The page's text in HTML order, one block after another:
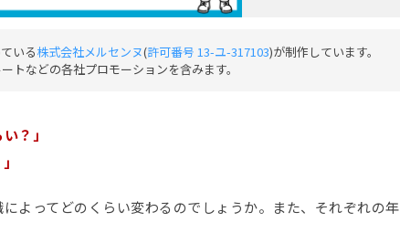
いる株式会社メルセンヌ(許可番号 13-ユ-317103)が制作しています。
などの各社プロモーションを含みます。
？」
よってどのくらい変わるのでしょうか。また、それぞれの年